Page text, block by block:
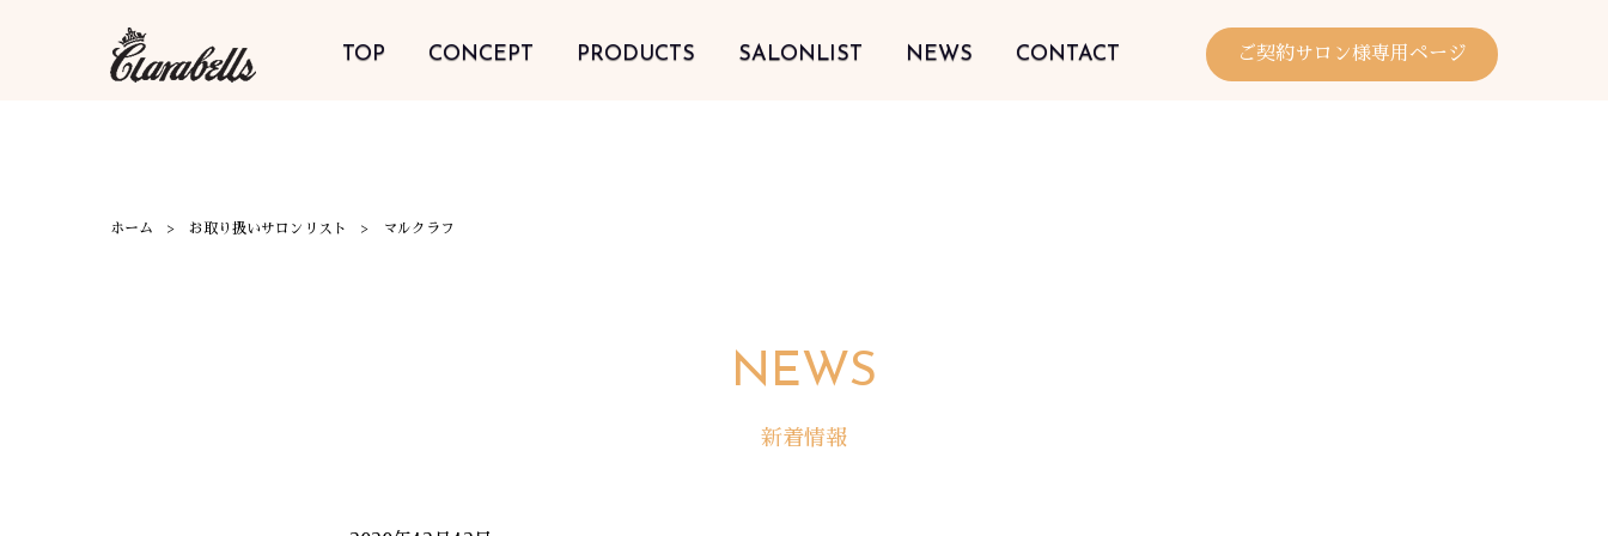
TOP CONCEPT PRODUCTS SALONLIST NEWS CONTACT ご契約サロン様専用ページ
ホーム お取り扱いサロンリスト マルクラフ
NEWS
新着情報